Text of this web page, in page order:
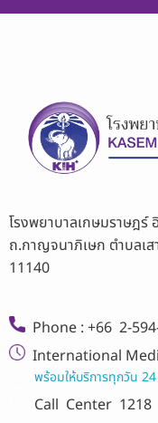
โรงพยาบาลเกษมราษฎร์
ถ.กาญจนาภิเษก ตำบลเ
11140
Phone : +66 2-
International
พร้อมให้บริการทุกวัน
Call Center